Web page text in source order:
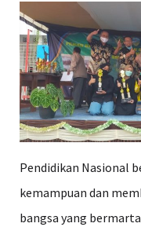
Pendidikan Nasional
kemampuan dan
bangsa yang